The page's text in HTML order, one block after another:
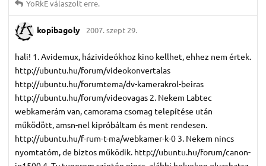
YoRkEválaszolt erre.
kopibagoly 2007. szept 29.
hali! 1. Avidemux, házivideókhoz kino kellhet, ehhez nem értek.
http://ubuntu.hu/forum/videokonvertalas
http://ubuntu.hu/forumtema/dv-kamerakrol-beiras
http://ubuntu.hu/forum/videovagas 2. Nekem Labtec
webkamerám van, camorama csomag telepítése után
működött, amsn-nel kipróbáltam és ment rendesen.
http://ubuntu.hu/f-rum-t-ma/webkamer-k-0 3. Nekem nincs
nyomtatóm, de biztos működik. http://ubuntu.hu/forum/canon-